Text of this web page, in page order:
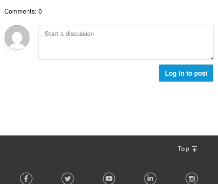
Comments: 0
Log in to post
Top
o Facebook Twitter Youtube LinkedIn